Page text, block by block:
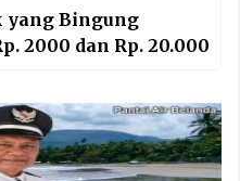
Bingung
2000 dan Rp. 20.000